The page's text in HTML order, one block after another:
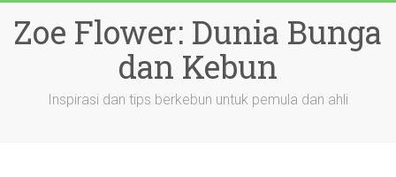
content
Zoe Flower: Dunia Bunga
dan Kebun
Inspirasi dan tips berkebun untuk pemula dan ahli